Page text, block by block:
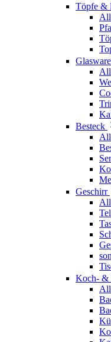
Töpfe &
Besteck
Geschirr
Koch- &